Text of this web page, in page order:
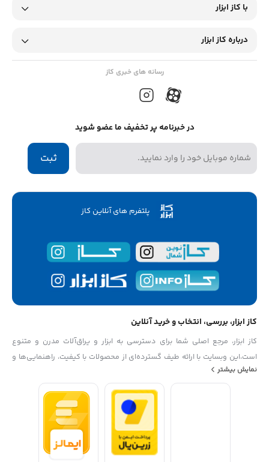
با کاز ابزار
درباره کاز ابزار
رسانه های خبری کاز
در خبرنامه پر تخفیف ما عضو شوید
ثبت
پلتفرم های آنلاین کاز
کاز ابزار، بررسی، انتخاب و خرید آنلاین
کاز ابزار، مرجع اصلی شما برای دسترسی به ابزار و یراق‌آلات مدرن و متنوع
است،این وبسایت با ارائه طیف گسترده‌ای از محصولات با کیفیت، راهنمایی‌ها و
اطلاعات مفید، به شما کمک می‌کند تا بهترین انتخاب‌ها را برای پروژه‌های خود
داشته باشید از دستگیره‌های شیک تا ابزارهای حرفه‌ای، کاز ابزار به نیازهای شما
پاسخ می‌دهد،با ما همراه باشید تا تجربه خریدی راحت و مطمئن را داشته باشید
نمایش بیشتر